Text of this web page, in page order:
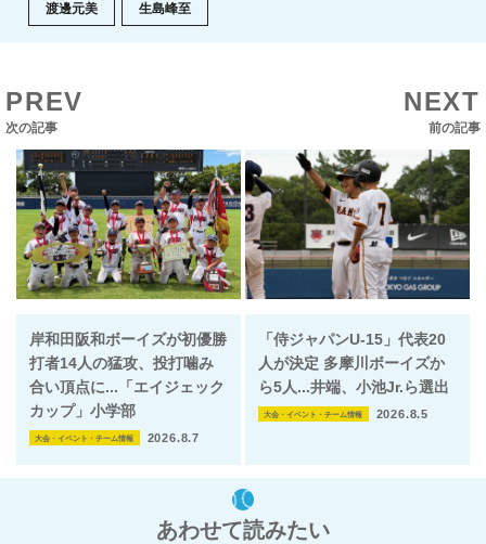
渡邊元美 生島峰至
PREV
次の記事
NEXT
前の記事
岸和田阪和ボーイズが初優勝
打者14人の猛攻、投打噛み
合い頂点に...「エイジェック
カップ」小学部
大会・イベント・チーム情報 2026.8.7
「侍ジャパンU-15」代表20
人が決定 多摩川ボーイズか
ら5人...井端、小池Jr.ら選出
大会・イベント・チーム情報 2026.8.5
あわせて読みたい